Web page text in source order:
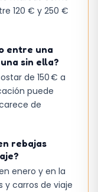
120 € y 250 €
entre una
sin ella?
de 150 € a
puede
de
rebajas
enero y en la
y carros de viaje